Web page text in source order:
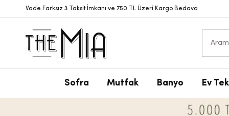
Vade Farksız 3 Taksit İmkanı ve 750 TL Üzeri Kargo Bedava
Sofra Mutfak Banyo Ev